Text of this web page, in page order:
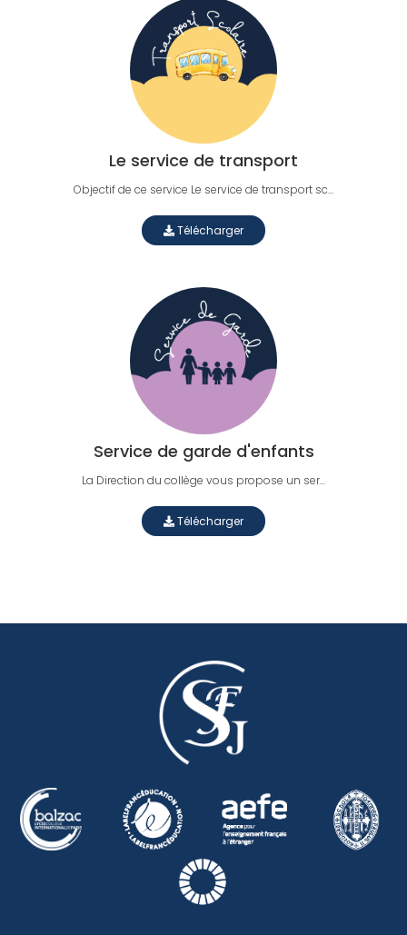
Le service de transport
Objectif de ce service Le service de transport sc...
Télécharger
Service de garde d'enfants
La Direction du collège vous propose un ser...
Télécharger